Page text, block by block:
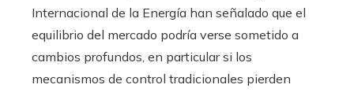
Internacional de la Energía han señalado que el
equilibrio del mercado podría verse sometido a
cambios profundos, en particular si los
mecanismos de control tradicionales pierden